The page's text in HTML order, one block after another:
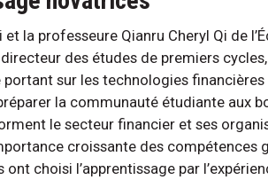
la professeure Qianru Cheryl Qi de
des études de premiers
sur les technologies
la communauté étudiante aux
le secteur financier et ses
croissante des compétences
choisi l’apprentissage par